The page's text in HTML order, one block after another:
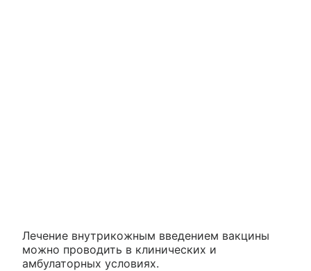
Лечение внутрикожным введением вакцины
можно проводить в клинических и
амбулаторных условиях.